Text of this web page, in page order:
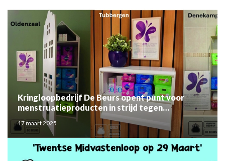
Kringloopbedrijf De Beurs opent punt voor
menstruatieproducten in strijd tegen
menstruatiearmoede
17 maart 2025